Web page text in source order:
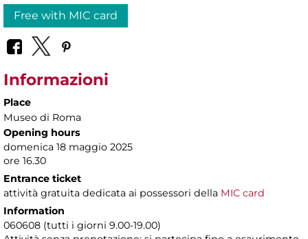
Free with MIC card
Informazioni
Place
Museo di Roma
Opening hours
domenica 18 maggio 2025
ore 16.30
Entrance ticket
attività gratuita dedicata ai possessori della MIC card
Information
060608 (tutti i giorni 9.00-19.00)